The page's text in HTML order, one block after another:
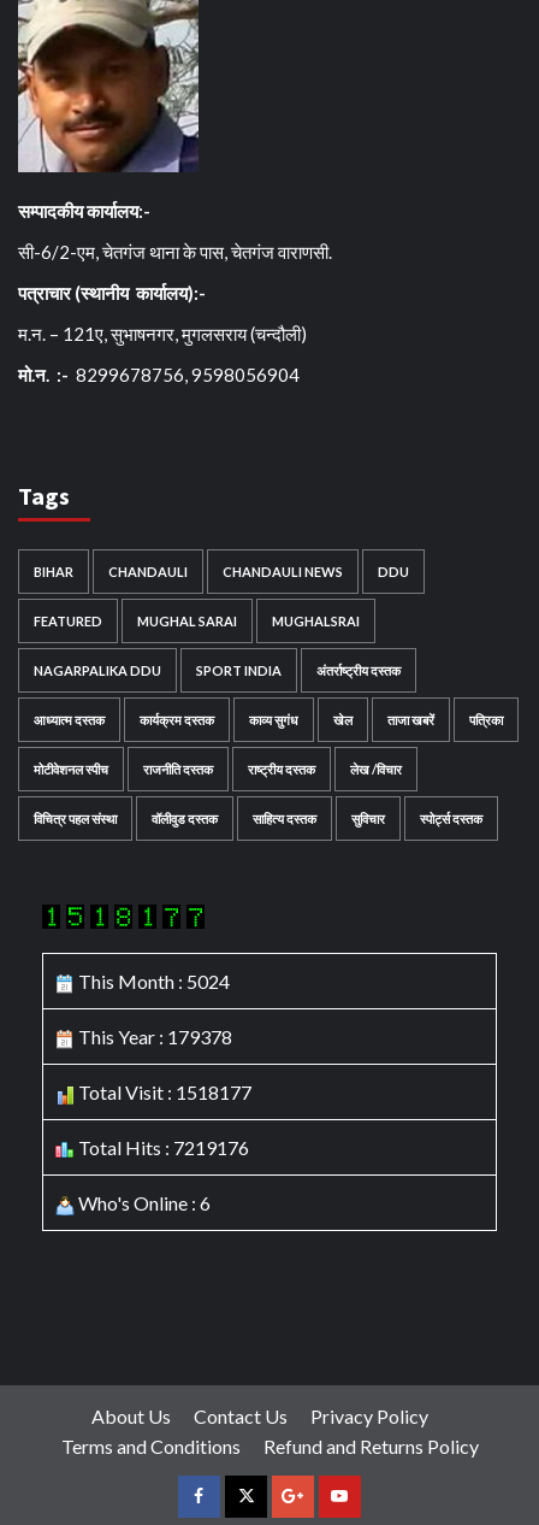
सम्पादकीय कार्यालय:-
सी-6/2-एम, चेतगंज थाना के पास, चेतगंज वाराणसी.
पत्राचार (स्थानीय कार्यालय):-
म.न. – 121ए, सुभाषनगर, मुगलसराय (चन्दौली)
मो.न. :- 8299678756, 9598056904
Tags
BIHAR CHANDAULI CHANDAULI NEWS DDU
FEATURED MUGHAL SARAI MUGHALSRAI
NAGARPALIKA DDU SPORT INDIA अंतर्राष्ट्रीय दस्तक
आध्यात्म दस्तक कार्यक्रम दस्तक काव्य सुगंध खेल ताजा खबरें पत्रिका
मोटीवेशनल स्पीच राजनीति दस्तक राष्ट्रीय दस्तक लेख /विचार
विचित्र पहल संस्था वॉलीवुड दस्तक साहित्य दस्तक सुविचार स्पोर्ट्स दस्तक
This Month : 5024
This Year : 179378
Total Visit : 1518177
Total Hits : 7219176
Who's Online : 6
About Us Contact Us
Privacy Policy
Terms and Conditions
Refund and Returns Policy
facebookTwitterGoogleYouTube